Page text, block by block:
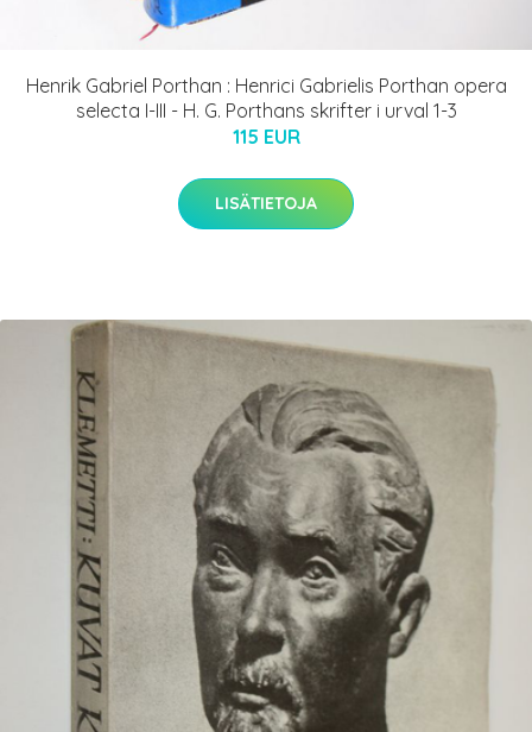
Henrik Gabriel Porthan : Henrici Gabrielis Porthan opera
selecta I-III - H. G. Porthans skrifter i urval 1-3
115 EUR
LISÄTIETOJA